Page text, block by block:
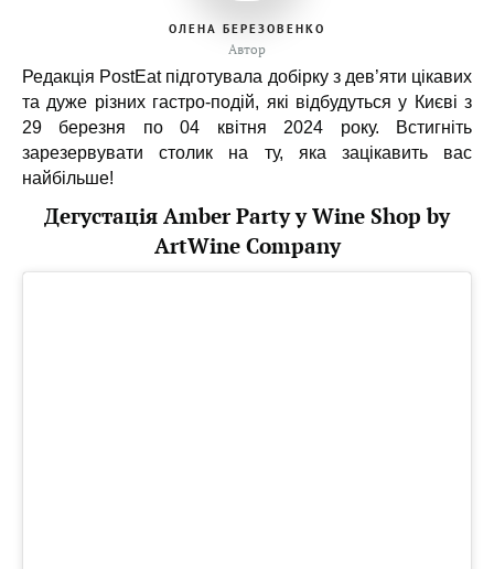
ОЛЕНА БЕРЕЗОВЕНКО
Автор
Редакція PostEat підготувала добірку з дев’яти цікавих
та дуже різних гастро-подій, які відбудуться у Києві з
29 березня по 04 квітня 2024 року. Встигніть
зарезервувати столик на ту, яка зацікавить вас
найбільше!
Дегустація Amber Party у Wine Shop by
ArtWine Company